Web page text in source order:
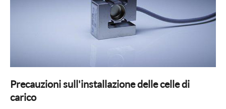
Precauzioni sull'installazione delle celle di
carico